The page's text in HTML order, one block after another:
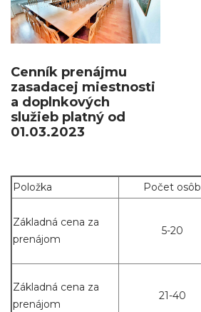
Cenník prenájmu
zasadacej miestnosti
a doplnkových
služieb platný od
01.03.2023
Položka Počet osôb
Základná cena za
prenájom
5-20
Základná cena za
prenájom
21-40